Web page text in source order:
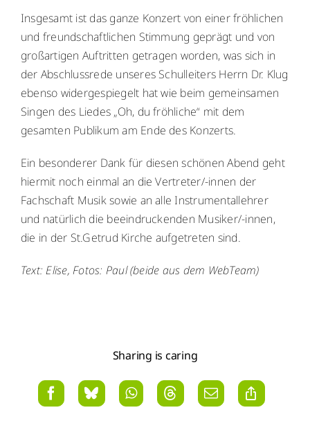
Insgesamt ist das ganze Konzert von einer fröhlichen
und freundschaftlichen Stimmung geprägt und von
großartigen Auftritten getragen worden, was sich in
der Abschlussrede unseres Schulleiters Herrn Dr. Klug
ebenso widergespiegelt hat wie beim gemeinsamen
Singen des Liedes „Oh, du fröhliche“ mit dem
gesamten Publikum am Ende des Konzerts.
Ein besonderer Dank für diesen schönen Abend geht
hiermit noch einmal an die Vertreter/-innen der
Fachschaft Musik sowie an alle Instrumentallehrer
und natürlich die beeindruckenden Musiker/-innen,
die in der St.Getrud Kirche aufgetreten sind.
Text: Elise, Fotos: Paul (beide aus dem WebTeam)
Sharing is caring